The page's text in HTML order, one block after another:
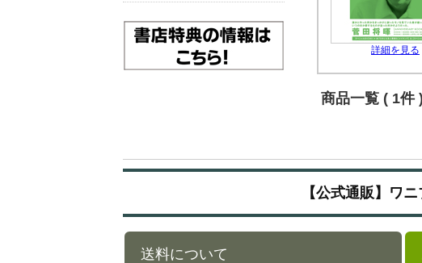
詳細を見る
商品一覧 ( 1件 )
【公式通販】ワ
送料について